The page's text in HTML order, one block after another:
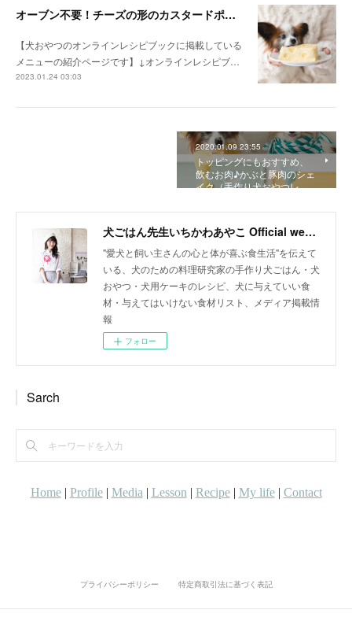
オーブン不要！チーズの形のカスタードポテトケーキ（手作り犬おやつレシピ）
【犬おやつのオンラインレシピブックに掲載している
メニューの紹介ページです】↓オンラインレシピブ…
2023.01.24 03:03
2020.01.09 23:55
トッピングにもおすすめ、
飲むお肉♪かぶと豚肉のシェ
イク（手作り犬おやつレ…
犬ごはん先生いちかわあやこ Official web site
"愛犬と飼い主さんの心と体が喜ぶ食生活"を伝えて
いる、犬のための料理研究家の手作り犬ごはん・犬
おやつ・犬用ケーキのレシピ、犬に与えていい食
材・与えてはいけない食材リスト、メディア掲載情
報
フォロー
Sarch
プライバシーポリシー 特定商取引法に基づく表記